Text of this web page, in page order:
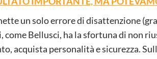
un solo errore di disattenzione
come Bellusci, ha la sfortuna di non
acquista personalità e sicurezza.